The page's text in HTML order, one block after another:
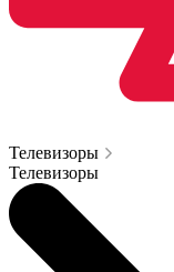
Телевизоры
Телевизоры